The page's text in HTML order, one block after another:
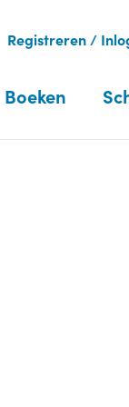
Registreren /
Boeken